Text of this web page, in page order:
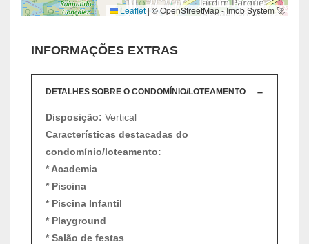
Leaflet | © OpenStreetMap - Imob System 🚀
INFORMAÇÕES EXTRAS
DETALHES SOBRE O CONDOMÍNIO/LOTEAMENTO
Disposição: Vertical
Características destacadas do
condomínio/loteamento:
* Academia
* Piscina
* Piscina Infantil
* Playground
* Salão de festas